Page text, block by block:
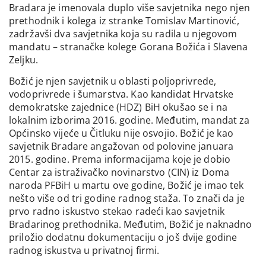
Bradara je imenovala duplo više savjetnika nego njen
prethodnik i kolega iz stranke Tomislav Martinović,
zadržavši dva savjetnika koja su radila u njegovom
mandatu – stranačke kolege Gorana Božića i Slavena
Zeljku.
Božić je njen savjetnik u oblasti poljoprivrede,
vodoprivrede i šumarstva. Kao kandidat Hrvatske
demokratske zajednice (HDZ) BiH okušao se i na
lokalnim izborima 2016. godine. Međutim, mandat za
Općinsko vijeće u Čitluku nije osvojio. Božić je kao
savjetnik Bradare angažovan od polovine januara
2015. godine. Prema informacijama koje je dobio
Centar za istraživačko novinarstvo (CIN) iz Doma
naroda PFBiH u martu ove godine, Božić je imao tek
nešto više od tri godine radnog staža. To znači da je
prvo radno iskustvo stekao radeći kao savjetnik
Bradarinog prethodnika. Međutim, Božić je naknadno
priložio dodatnu dokumentaciju o još dvije godine
radnog iskustva u privatnoj firmi.